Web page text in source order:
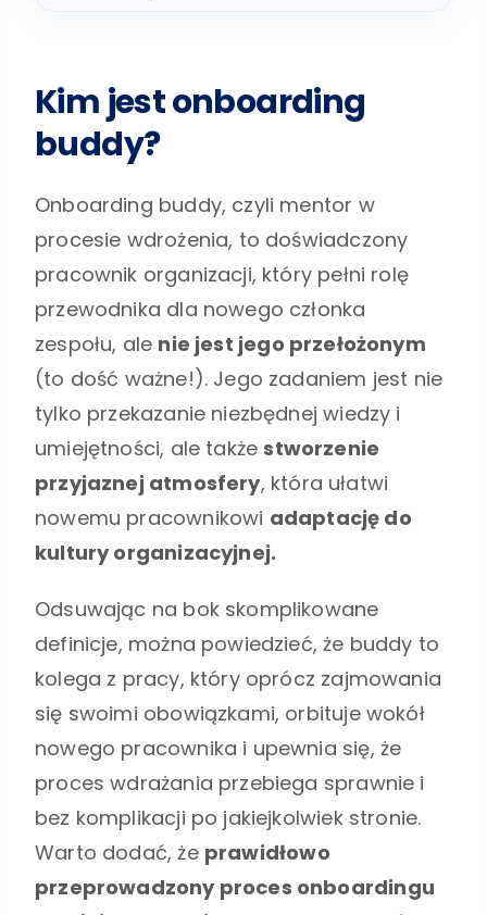
Kim jest onboarding
buddy?
Onboarding buddy, czyli mentor w
procesie wdrożenia, to doświadczony
pracownik organizacji, który pełni rolę
przewodnika dla nowego członka
zespołu, ale nie jest jego przełożonym
(to dość ważne!). Jego zadaniem jest nie
tylko przekazanie niezbędnej wiedzy i
umiejętności, ale takżestworzenie
przyjaznej atmosfery, która ułatwi
nowemu pracownikowi adaptację do
kultury organizacyjnej.
Odsuwając na bok skomplikowane
definicje, można powiedzieć, że buddy to
kolega z pracy, który oprócz zajmowania
się swoimi obowiązkami, orbituje wokół
nowego pracownika i upewnia się, że
proces wdrażania przebiega sprawnie i
bez komplikacji po jakiejkolwiek stronie.
Warto dodać, że prawidłowo
przeprowadzony proces onboardingu